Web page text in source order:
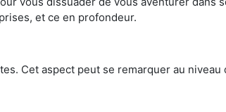
et ce en profondeur.
Cet aspect peut se remarquer au niveau